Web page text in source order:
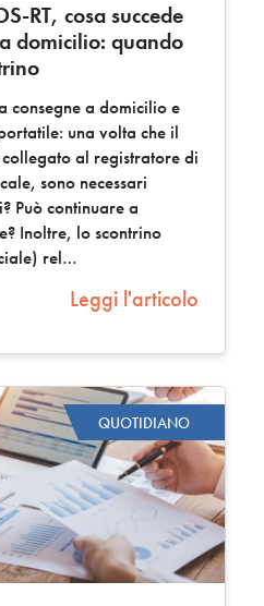
RT, cosa succede
domicilio: quando
consegne a domicilio e
una volta che il
collegato al registratore di
sono necessari
Può continuare a
Inoltre, lo scontrino
rel
Leggi l'articolo
QUOTIDIANO